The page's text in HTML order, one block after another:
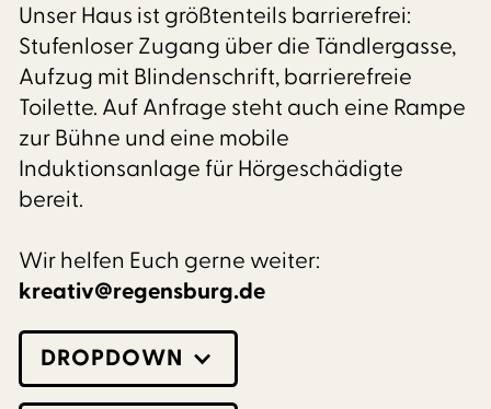
Unser Haus ist größtenteils barrierefrei:
Stufenloser Zugang über die Tändlergasse,
Aufzug mit Blindenschrift, barrierefreie
Toilette. Auf Anfrage steht auch eine Rampe
zur Bühne und eine mobile
Induktionsanlage für Hörgeschädigte
bereit.
Wir helfen Euch gerne weiter:
kreativ@regensburg.de
DROPDOWN